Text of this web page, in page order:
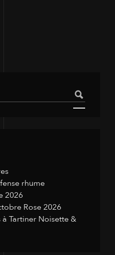
rhume
2026
Rose 2026
Tartiner Noisette &